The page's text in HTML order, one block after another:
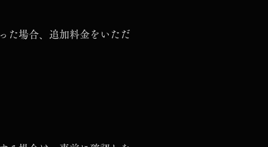
た場合、追加料金をいただ